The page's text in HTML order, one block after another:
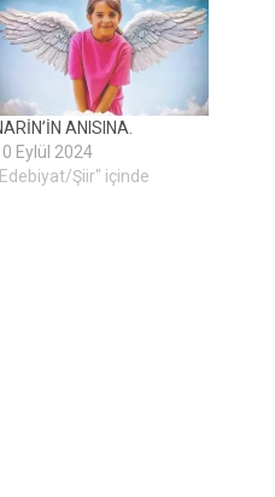
ANISINA.
Eylül 2024
Şiir" içinde